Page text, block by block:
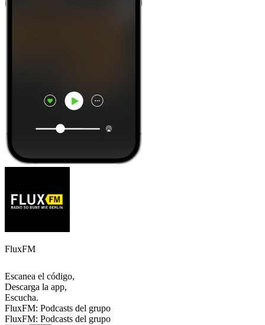
FluxFM
Escanea el código,
Descarga la app,
Escucha.
FluxFM: Podcasts del grupo
FluxFM: Podcasts del grupo